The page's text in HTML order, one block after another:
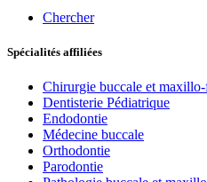
Chercher
Spécialités affiliées
Chirurgie buccale et
Dentisterie Pédiatrique
Endodontie
Médecine buccale
Orthodontie
Parodontie